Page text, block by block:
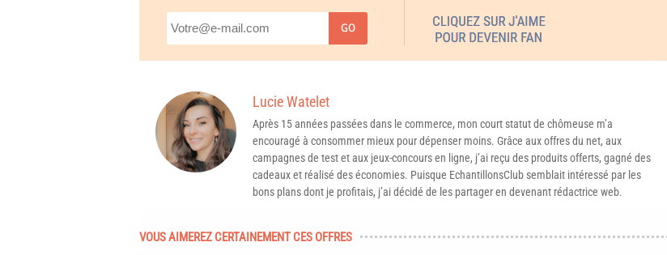
GO
Lucie Watelet
Après 15 années passées dans le commerce, mon court statut de chômeuse m’a
encouragé à consommer mieux pour dépenser moins. Grâce aux offres du net, aux
campagnes de test et aux jeux-concours en ligne, j’ai reçu des produits offerts, gagné des
cadeaux et réalisé des économies. Puisque EchantillonsClub semblait intéressé par les
bons plans dont je profitais, j’ai décidé de les partager en devenant rédactrice web.
VOUS AIMEREZ CERTAINEMENT CES OFFRES